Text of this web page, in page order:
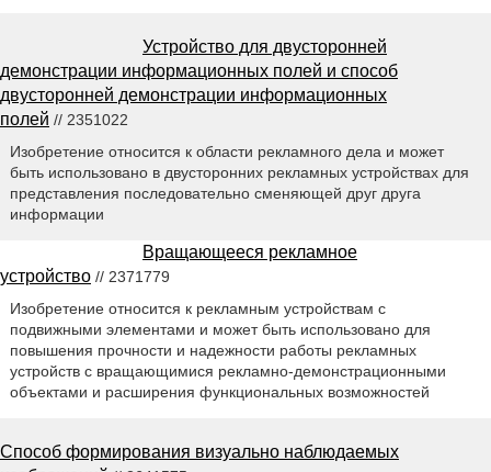
Устройство для двусторонней
демонстрации информационных полей и способ
двусторонней демонстрации информационных
полей // 2351022
Изобретение относится к области рекламного дела и может
быть использовано в двусторонних рекламных устройствах для
представления последовательно сменяющей друг друга
информации
Вращающееся рекламное
устройство // 2371779
Изобретение относится к рекламным устройствам с
подвижными элементами и может быть использовано для
повышения прочности и надежности работы рекламных
устройств с вращающимися рекламно-демонстрационными
объектами и расширения функциональных возможностей
Способ формирования визуально наблюдаемых